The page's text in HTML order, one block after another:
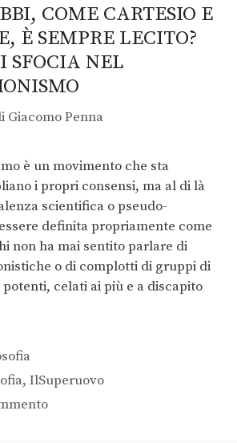
COME CARTESIO E
È SEMPRE LECITO?
SFOCIA NEL
Giacomo Penna
è un movimento che sta
i propri consensi, ma al di là
scientifica o pseudo-
definita propriamente come
non ha mai sentito parlare di
o di complotti di gruppi di
celati ai più e a discapito
,IlSuperuovo